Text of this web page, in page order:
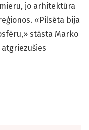
jo arhitektūra
«Pilsēta bija
stāsta Marko